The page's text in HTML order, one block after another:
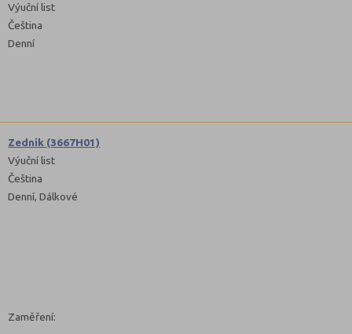
Výuční list
Čeština
Denní
Zedník (3667H01)
Výuční list
Čeština
Denní, Dálkové
Zaměření: